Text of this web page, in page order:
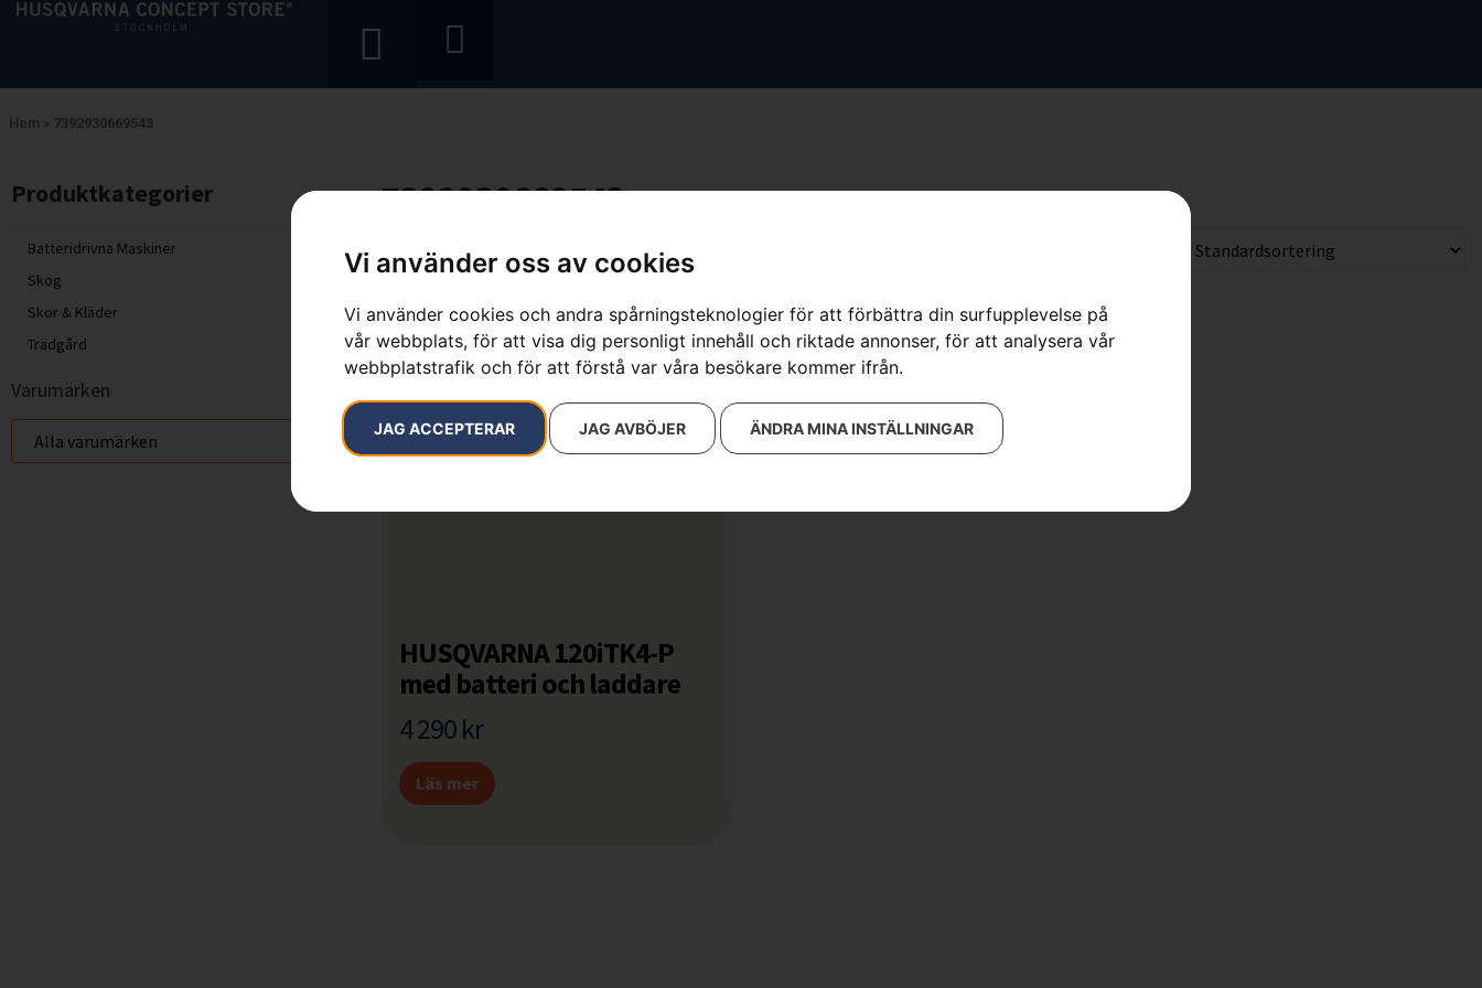
Vi använder oss av cookies
Vi använder cookies och andra spårningsteknologier för att förbättra din surfupplevelse på
vår webbplats, för att visa dig personligt innehåll och riktade annonser, för att analysera vår
webbplatstrafik och för att förstå var våra besökare kommer ifrån.
JAG ACCEPTERAR JAG AVBÖJER ÄNDRA MINA INSTÄLLNINGAR
Hem » 7392930669543
Produktkategorier​
Batteridrivna Maskiner
Skog
Skor & Kläder
Trädgård
Varumärken
7392930669543
HUSQVARNA 120iTK4-P
med batteri och laddare
4 290kr
Läs mer